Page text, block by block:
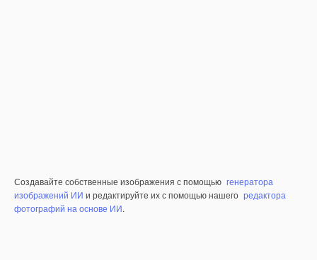
Создавайте собственные изображения с помощью генератора
изображений ИИ и редактируйте их с помощью нашего редактора
фотографий на основе ИИ.